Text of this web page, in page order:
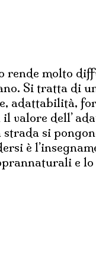
rende molto
Si tratta di
adattabilità,
valore dell’
si
è
e lo